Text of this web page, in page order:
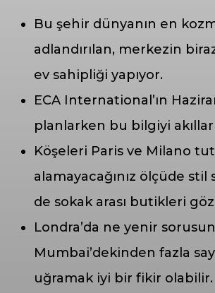
Bu şehir dünyanın en
adlandırılan, merkezin
ev sahipliği yapıyor.
ECA International’ın
planlarken bu bilgiyi
Köşeleri Paris ve Milano
alamayacağınız ölçüde
de sokak arası butikleri
Londra’da ne yenir
Mumbai’dekinden fazla
uğramak iyi bir fikir olabilir.